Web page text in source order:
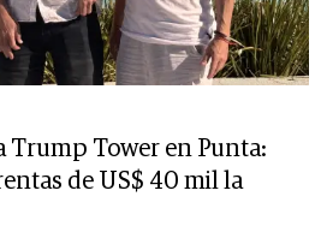
Trump Tower en Punta:
de US$ 40 mil la